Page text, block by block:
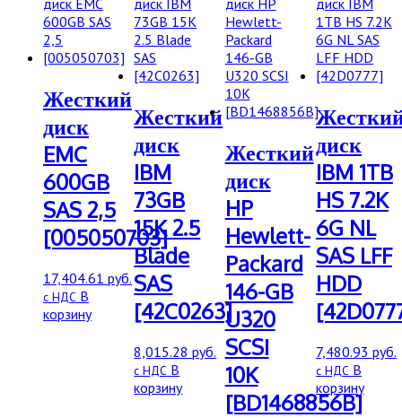
Жесткий
диск
EMC
600GB
SAS 2,5
[005050703]
17,404.61 руб.
с НДС В
корзину
Жесткий
диск
IBM
73GB
15K 2.5
Blade
SAS
[42C0263]
8,015.28руб.
с НДС В
корзину
Жесткий
диск
HP
Hewlett-
Packard
146-GB
U320
SCSI
10K
[BD1468856B]
диск
IBM 1TB
HS 7.2K
6G NL
SAS LFF
HDD
7,480.93 руб.
с НДС В
корзину